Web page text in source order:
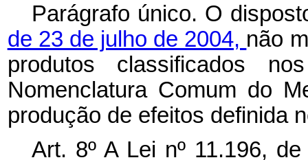
Parágrafo único. O
de 23 de julho de 2004, não
produtos classificados
Nomenclatura Comum do
produção de efeitos definida
Art. 8º A Lei nº 11.196,